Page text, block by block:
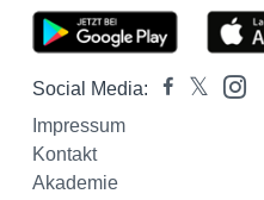
Social Media:
Impressum
Kontakt
Akademie